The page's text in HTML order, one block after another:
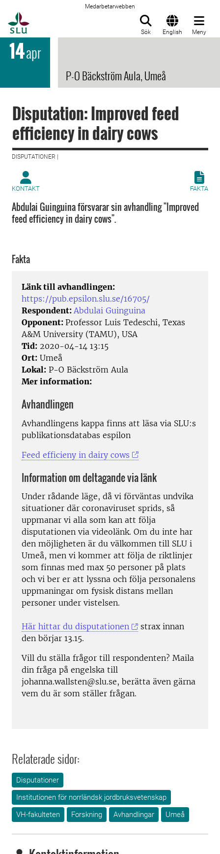
Medarbetarwebben
Sök English Meny
14apr
P-O Bäckström Aula, Umeå
Disputation: Improved feed
efficiency in dairy cows
DISPUTATIONER |
KONTAKT FAKTA
Abdulai Guinguina försvarar sin avhandling "Improved
feed efficiency in dairy cows".
Fakta
Länk till avhandlingen:
https://pub.epsilon.slu.se/16705/
Respondent: Abdulai Guinguina
Opponent: Professor Luis Tedeschi, Texas
A&M University (TAMU), USA
Tid: 2020-04-14 13:15
Ort: Umeå
Lokal: P-O Bäckström Aula
Mer information:
Avhandlingen
Avhandlingens kappa finns att läsa via SLU:s
publikationsdatabas espilon
Feed efficieny in dairy cows
Information om deltagande via länk
Under rådande läge, då vi förväntas undvika
situationer där coronaviruset sprids, så
uppmanar vi alla som kan att följa
disputationen via videolänk. Om du inte har
den möjligheten är du välkommen till SLU i
Umeå, men vi kommer att följa de riktlinjer
som finnas med max 50 personer på plats
och vi ber er att lyssna och följa personalens
uppmaningar om fysisk distans mellan
personer under vistelsen.
Här hittar du disputationen
strax innan
den börjar 13.15.
Vill du ställa frågor till respondenten? Maila
din fråga på engelska till
johanna.wallsten@slu.se, berätta även gärna
vem du är som ställer frågan.
Relaterade sidor:
Disputationer
Institutionen för norrländsk jordbruksvetenskap
VH-fakulteten
Forskning Avhandlingar Umeå